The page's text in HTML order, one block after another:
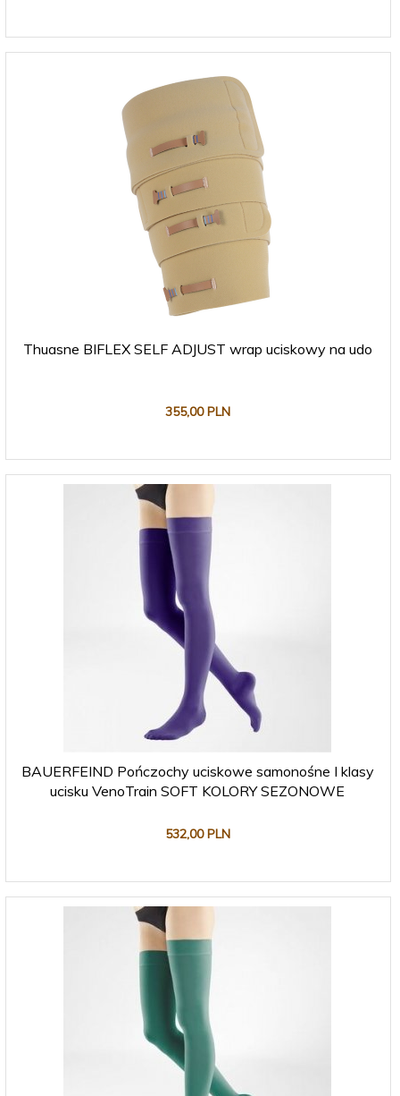
Thuasne BIFLEX SELF ADJUST wrap uciskowy na udo
355,00 PLN
BAUERFEIND Pończochy uciskowe samonośne I klasy
ucisku VenoTrain SOFT KOLORY SEZONOWE
532,00 PLN